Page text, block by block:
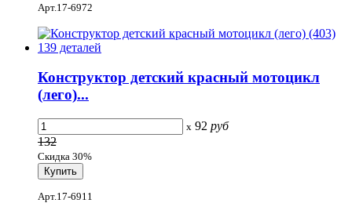
Арт.17-6972
Конструктор детский красный мотоцикл
(лего)...
x 92 руб
132
Скидка 30%
Арт.17-6911